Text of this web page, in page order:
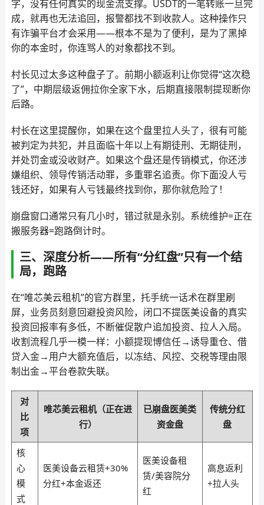
字，没有任何真实的现金流支撑。USDT的一笔转账一旦完
成，就再也无法追回，报警都找不到收款人。这种操作只
有诈骗平台才会采用——根本不是为了便利，是为了黑掉
你的本金时，你连骂人的对象都找不到。
村长见过太多这种盘子了。前期小额返利让你觉得“这次稳
了”，中期层级返佣拉你全家下水，后期直接限制提现断你
后路。
村长在这里提醒你，如果在这个盘里拉人头了，很有可能
被判定为共犯，并且面临十年以上有期徒刑、无期徒刑，
并处罚金或没收财产。如果这个盘还是传销模式，你还涉
嫌组织、领导传销活动罪，多重罪名追责。你下面没人亏
钱还好，如果有人亏钱最终找到你，那你就危险了！
崩盘窗口通常只有几小时，错过就是永别。系统维护=正在
搬服务器=跑路倒计时。
三、深度分析——所有“分红盘”只有一个结
局，跑路
在“唯芯美云租机”的官方群里，托手统一话术在群里刷
屏，业务员刻意回避投资风险，闭口不提医美设备的真实
投资回报率有多低，不断催促散户追加投资、拉人入局。
收割流程几乎一模一样：小额提现博信任→诱导重仓、借
贷入金→用户大额充值后，以冻结、风控、交税等理由限
制出金→平台卷款失联。
对
比
项
唯芯美云租机（正在进
行）
已崩盘医美类
资金盘
传统分红
盘
核
心
模
式
医美设备云租赁+30%
分红+本金返还
医美设备租
赁/美容院分
红
高息返利
+拉人头